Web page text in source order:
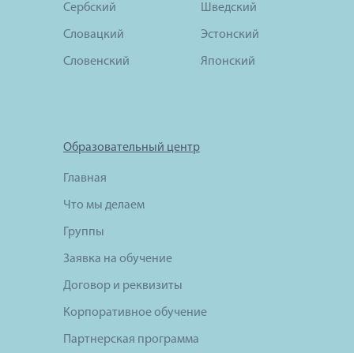
Сербский
Словацкий
Словенский
Шведский
Эстонский
Японский
Образовательный центр
Главная
Что мы делаем
Группы
Заявка на обучение
Договор и реквизиты
Корпоративное обучение
Партнерская программа